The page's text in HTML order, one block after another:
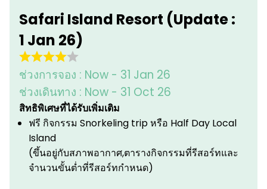
Safari Island Resort (Update :
1 Jan 26)
ช่วงการจอง : Now - 31 Jan 26
ช่วงเดินทาง : Now - 31 Oct 26
สิทธิพิเศษที่ได้รับเพิ่มเติม
ฟรี กิจกรรม Snorkeling trip หรือ Half Day Local
Island
(ขึ้นอยู่กับสภาพอากาศ,ตารางกิจกรรมที่รีสอร์ทและ
จำนวนขั้นต่ำที่รีสอร์ทกำหนด)